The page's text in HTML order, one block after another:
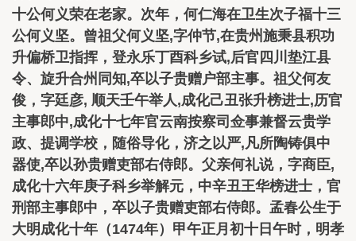
十公何义荣在老家。次年，何仁海在卫生次子福十三
公何义坚。曾祖父何义坚,字仲节,在贵州施秉县积功
升偏桥卫指挥，登永乐丁酉科乡试,后官四川垫江县
令、旋升合州同知,卒以子贵赠户部主事。祖父何友
俊，字廷彦, 顺天壬午举人,成化己丑张升榜进士,历官
主事郎中,成化十七年官云南按察司佥事兼督云贵学
政、提调学校，随俗导化，济之以严,凡所陶铸俱中
器使,卒以孙贵赠吏部右侍郎。父亲何礼说，字商臣,
成化十六年庚子科乡举解元，中辛丑王华榜进士，官
刑部主事郎中，卒以子贵赠吏部右侍郎。孟春公生于
大明成化十年（1474年）甲午正月初十日午时，明孝